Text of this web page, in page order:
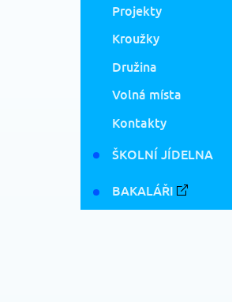
Projekty
Kroužky
Družina
Volná místa
Kontakty
ŠKOLNÍ JÍDELNA
BAKALÁŘI